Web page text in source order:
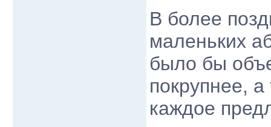
В более
маленьких
было бы
покрупнее, а
каждое